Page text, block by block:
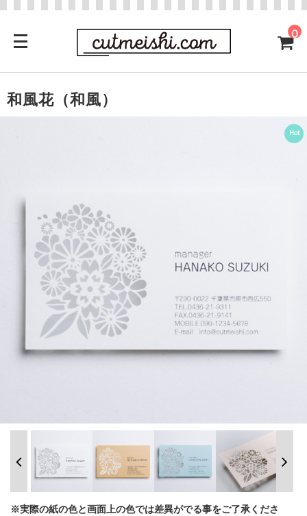
0
和風花（和風）
Hot
※実際の紙の色と画面上の色では差異がでる事をご了承くださ